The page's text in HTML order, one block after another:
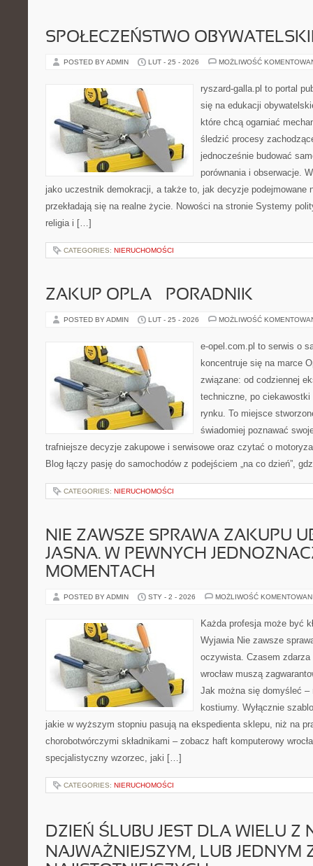
SPOŁECZEŃSTWO
POSTED BY ADMIN LUT - 25 - 2026 MOŻLIWOŚĆ
ryszard-galla.pl to portal
się na edukacji
które chcą ogarniać
śledzić procesy
jednocześnie budować
porównania i obserwacje.
jako uczestnik demokracji, a także to, jak decyzje podejmowane
przekładają się na realne życie. Nowości na stronie Systemy
religia i […]
CATEGORIES: NIERUCHOMOŚCI
ZAKUP OPLA – PORADNIK
POSTED BY ADMIN LUT - 25 - 2026 MOŻLIWOŚĆ
e-opel.com.pl to serwis o
koncentruje się na marce
związane: od codziennej
techniczne, po
rynku. To miejsce
świadomiej poznawać
trafniejsze decyzje zakupowe i serwisowe oraz czytać o
Blog łączy pasję do samochodów z podejściem „na co dzień”,
CATEGORIES: NIERUCHOMOŚCI
NIE ZAWSZE SPRAWA ZAKUPU
JASNA. W PEWNYCH
MOMENTACH
POSTED BY ADMIN STY - 2 - 2026 MOŻLIWOŚĆ
Każda profesja może być
Wyjawia Nie zawsze
oczywista. Czasem
wrocław muszą
Jak można się domyśleć –
kostiumy. Wyłącznie
jakie w wyższym stopniu pasują na ekspedienta sklepu, niż na
chorobotwórczymi składnikami – zobacz haft komputerowy
specjalistyczny wzorzec, jaki […]
CATEGORIES: NIERUCHOMOŚCI
DZIEŃ ŚLUBU JEST DLA WIELU Z
NAJWAŻNIEJSZYM, LUB JEDNYM